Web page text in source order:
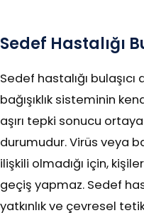
Sedef Hastalığı
Sedef hastalığı
bağışıklık sisteminin
aşırı tepki sonucu
durumudur. Virüs veya
ilişkili olmadığı için,
geçiş yapmaz. Sedef
yatkınlık ve çevresel